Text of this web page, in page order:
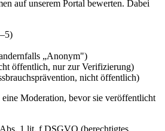
auf unserem Portal bewerten. Dabei
„Anonym")
öffentlich, nur zur Verifizierung)
nicht öffentlich)
Moderation, bevor sie veröffentlicht
1 lit. f DSGVO (berechtigtes